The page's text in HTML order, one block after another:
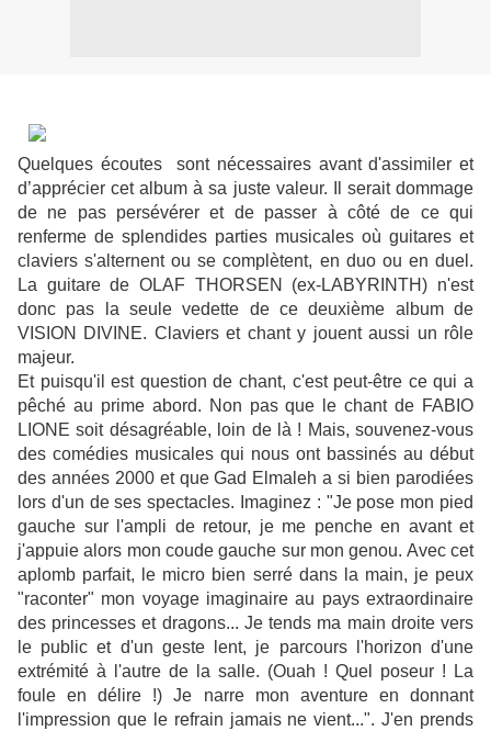
Quelques écoutes
sont nécessaires avant d'assimiler et
d’apprécier cet album à sa juste valeur. Il serait dommage
de ne pas persévérer et de passer à côté de ce qui
renferme de splendides parties musicales où guitares et
claviers s'alternent ou se complètent, en duo ou en duel.
La guitare de OLAF THORSEN (ex-LABYRINTH) n'est
donc pas la seule vedette de ce deuxième album de
VISION DIVINE. Claviers et chant y jouent aussi un rôle
majeur.
Et puisqu'il est question de chant, c'est peut-être ce qui a
pêché au prime abord. Non pas que le chant de FABIO
LIONE soit désagréable, loin de là ! Mais, souvenez-vous
des comédies musicales qui nous ont bassinés au début
des années 2000 et que Gad Elmaleh a si bien parodiées
lors d'un de ses spectacles. Imaginez : "Je pose mon pied
gauche sur l'ampli de retour, je me penche en avant et
j'appuie alors mon coude gauche sur mon genou. Avec cet
aplomb parfait, le micro bien serré dans la main, je peux
"raconter" mon voyage imaginaire au pays extraordinaire
des princesses et dragons... Je tends ma main droite vers
le public et d'un geste lent, je parcours l'horizon d'une
extrémité à l'autre de la salle. (Ouah ! Quel poseur ! La
foule en délire !) Je narre mon aventure en donnant
l'impression que le refrain jamais ne vient...". J'en prends